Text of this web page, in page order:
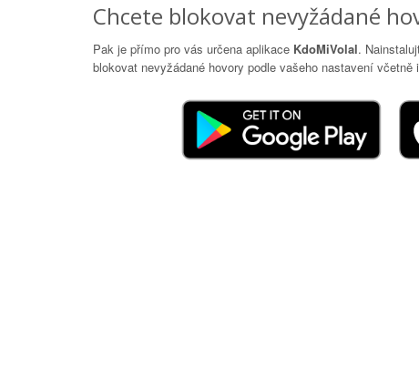
Chcete blokovat nevyžádané
Pak je přímo pro vás určena aplikace KdoMiVolal.
blokovat nevyžádané hovory podle vašeho nastavení